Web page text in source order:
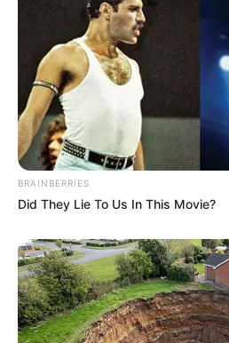
(foto:
10. Jika lebih suka set kursi
ruangan berikut bisa jadi
menempel di jendela bisa jadi
BRAINBERRIES
Did They Lie To Us In This Movie?